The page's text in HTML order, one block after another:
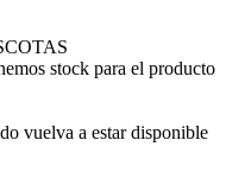
stock para el producto
vuelva a estar disponible